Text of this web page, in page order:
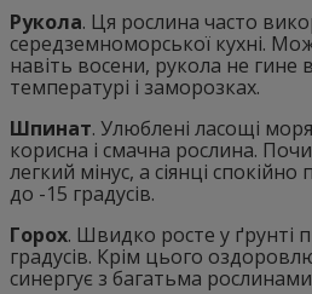
Рукола. Ця рослина часто
середземноморської кухні.
навіть восени, рукола не гине
температурі і заморозках.
Шпинат. Улюблені ласощі
корисна і смачна рослина.
легкий мінус, а сіянці
до -15 градусів.
Горох. Швидко росте у ґрунті
градусів. Крім цього
синергує з багатьма